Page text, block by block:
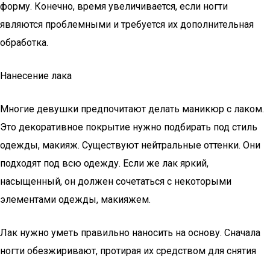
форму. Конечно, время увеличивается, если ногти
являются проблемными и требуется их дополнительная
обработка.
Нанесение лака
Многие девушки предпочитают делать маникюр с лаком.
Это декоративное покрытие нужно подбирать под стиль
одежды, макияж. Существуют нейтральные оттенки. Они
подходят под всю одежду. Если же лак яркий,
насыщенный, он должен сочетаться с некоторыми
элементами одежды, макияжем.
Лак нужно уметь правильно наносить на основу. Сначала
ногти обезжиривают, протирая их средством для снятия